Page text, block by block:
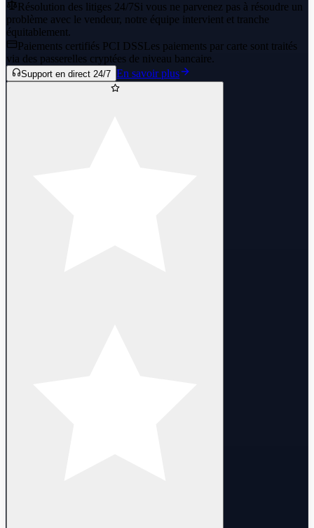
Résolution des litiges 24/7Si vous ne parvenez pas à résoudre un
problème avec le vendeur, notre équipe intervient et tranche
équitablement.
Paiements certifiés PCI DSSLes paiements par carte sont traités
via des passerelles cryptées de niveau bancaire.
Support en direct 24/7 En savoir plus